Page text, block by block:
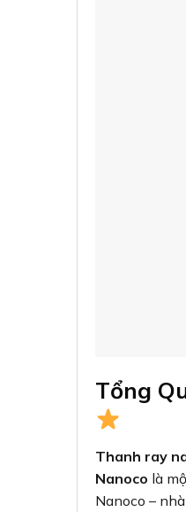
Tổng
Thanh ray
Nanoco là
Nanoco –